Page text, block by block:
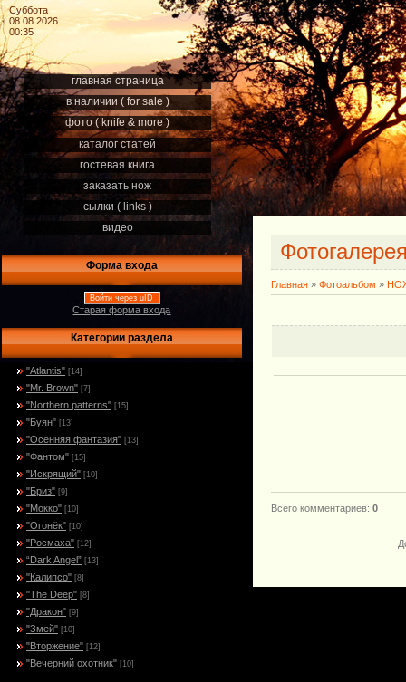
Суббота
08.08.2026
00:35
главная страница
в наличии ( for sale )
фото ( knife & more )
каталог статей
гостевая книга
заказать нож
сылки ( links )
видео
Форма входа
Войти через uID
Старая форма входа
Категории раздела
"Atlantis" [14]
"Mr. Brown" [7]
"Northern patterns" [15]
"Буян" [13]
"Осенняя фантазия" [13]
"Фантом" [15]
"Искрящий" [10]
"Бриз" [9]
"Мокко" [10]
"Огонёк" [10]
"Росмаха" [12]
“Dark Angel” [13]
"Калипсо" [8]
"The Deep" [8]
"Дракон" [9]
"Змей" [10]
"Вторжение" [12]
"Вечерний охотник" [10]
Главная » Фотоальбом »
Всего комментариев: 0